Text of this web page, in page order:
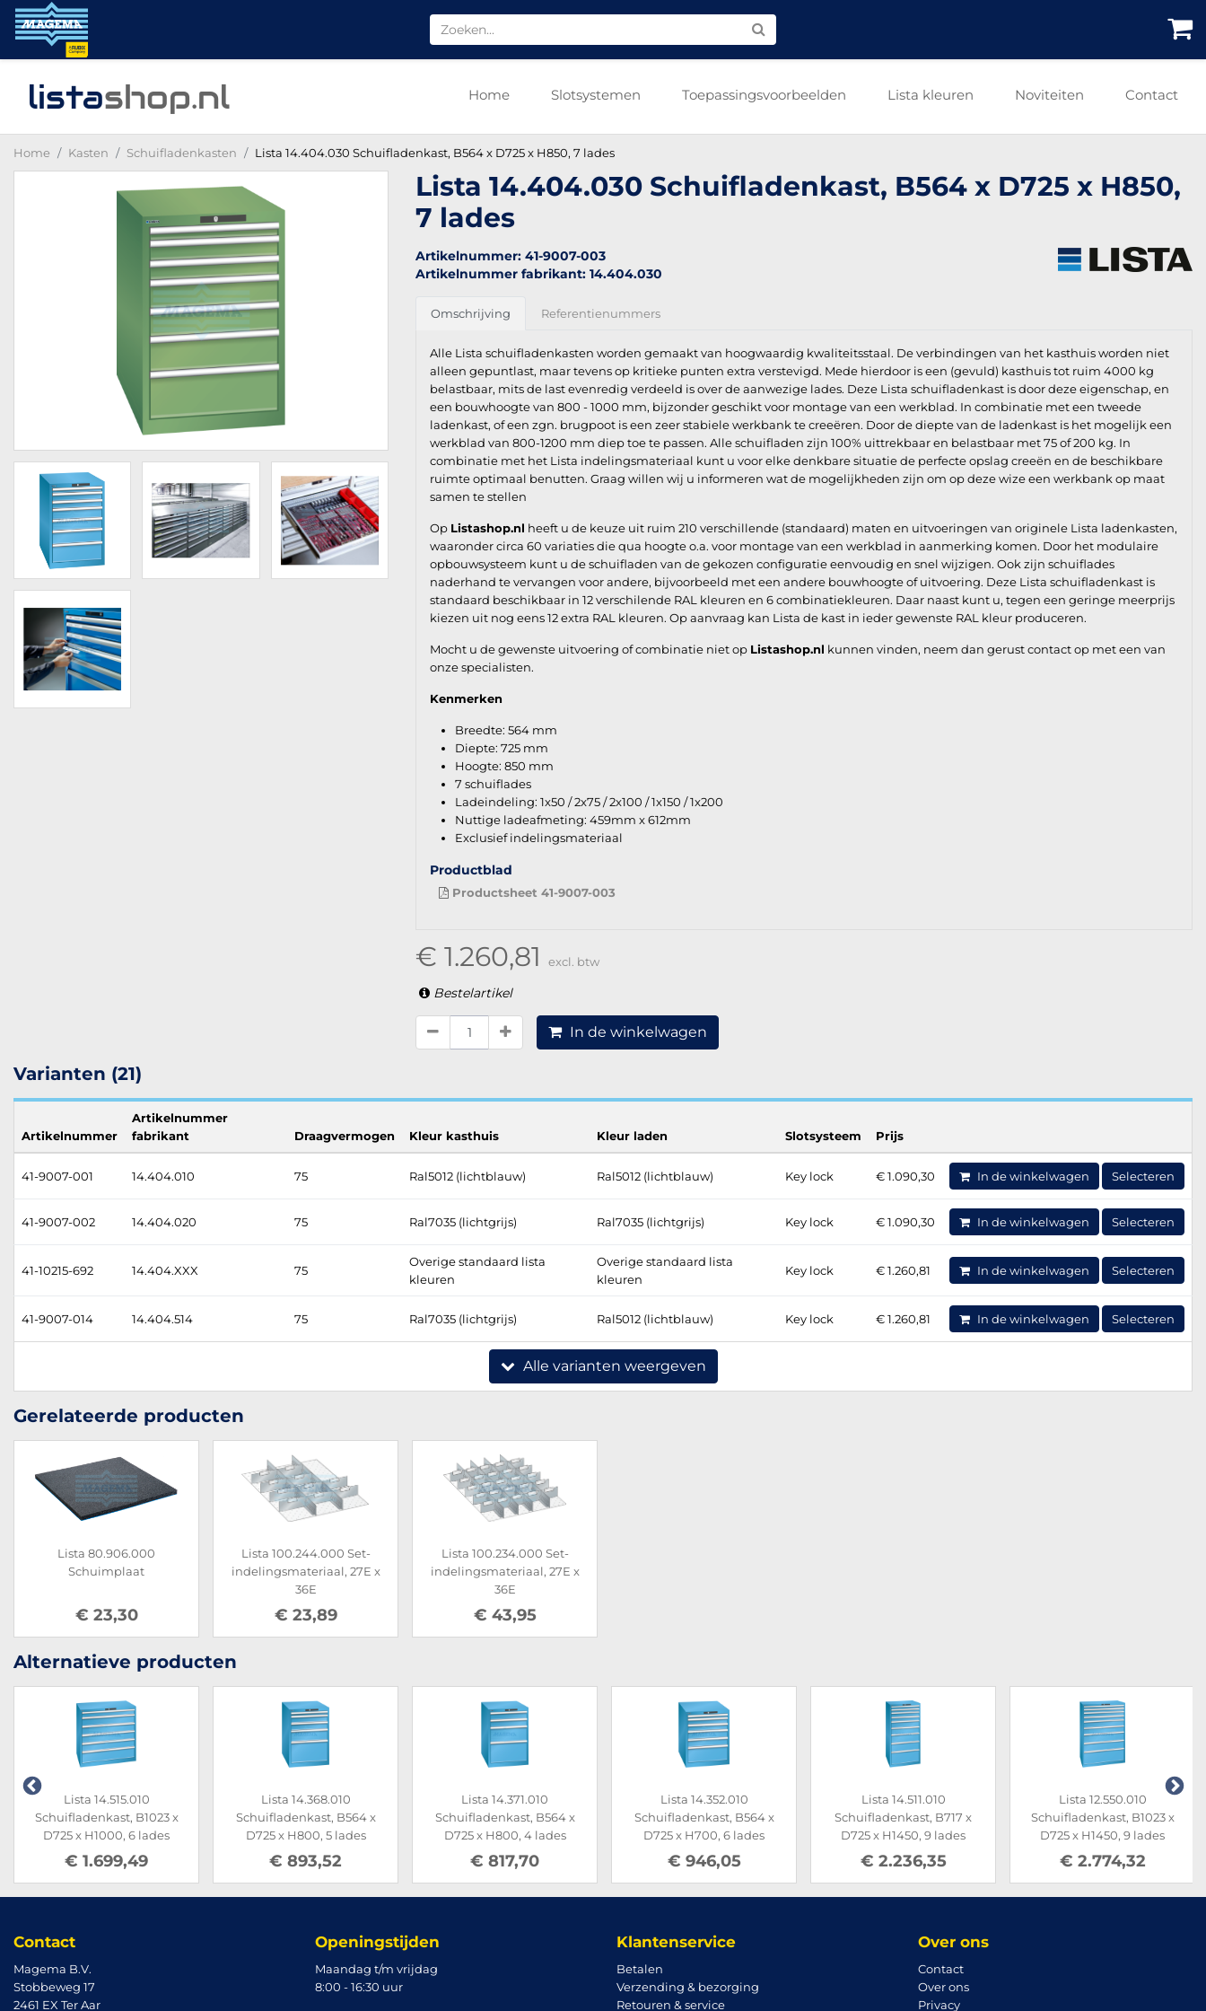
listashop.nl Home Slotsystemen Toepassingsvoorbeelden Lista kleuren Noviteiten Contact
Home Kasten Schuifladenkasten Lista 14.404.030 Schuifladenkast, B564 x D725 x H850, 7 lades
Lista 14.404.030 Schuifladenkast, B564 x D725 x H850,
7 lades
Artikelnummer: 41-9007-003
Artikelnummer fabrikant: 14.404.030
Omschrijving Referentienummers
Alle Lista schuifladenkasten worden gemaakt van hoogwaardig kwaliteitsstaal. De verbindingen van het kasthuis worden niet
alleen gepuntlast, maar tevens op kritieke punten extra verstevigd. Mede hierdoor is een (gevuld) kasthuis tot ruim 4000 kg
belastbaar, mits de last evenredig verdeeld is over de aanwezige lades. Deze Lista schuifladenkast is door deze eigenschap, en
een bouwhoogte van 800 - 1000 mm, bijzonder geschikt voor montage van een werkblad. In combinatie met een tweede
ladenkast, of een zgn. brugpoot is een zeer stabiele werkbank te creeëren. Door de diepte van de ladenkast is het mogelijk een
werkblad van 800-1200 mm diep toe te passen. Alle schuifladen zijn 100% uittrekbaar en belastbaar met 75 of 200 kg. In
combinatie met het Lista indelingsmateriaal kunt u voor elke denkbare situatie de perfecte opslag creeën en de beschikbare
ruimte optimaal benutten. Graag willen wij u informeren wat de mogelijkheden zijn om op deze wize een werkbank op maat
samen te stellen
Op Listashop.nl heeft u de keuze uit ruim 210 verschillende (standaard) maten en uitvoeringen van originele Lista ladenkasten,
waaronder circa 60 variaties die qua hoogte o.a. voor montage van een werkblad in aanmerking komen. Door het modulaire
opbouwsysteem kunt u de schuifladen van de gekozen configuratie eenvoudig en snel wijzigen. Ook zijn schuiflades
naderhand te vervangen voor andere, bijvoorbeeld met een andere bouwhoogte of uitvoering. Deze Lista schuifladenkast is
standaard beschikbaar in 12 verschilende RAL kleuren en 6 combinatiekleuren. Daar naast kunt u, tegen een geringe meerprijs
kiezen uit nog eens 12 extra RAL kleuren. Op aanvraag kan Lista de kast in ieder gewenste RAL kleur produceren.
Mocht u de gewenste uitvoering of combinatie niet op Listashop.nl kunnen vinden, neem dan gerust contact op met een van
onze specialisten.
Kenmerken
Breedte: 564 mm
Diepte: 725 mm
Hoogte: 850 mm
7 schuiflades
Ladeindeling: 1x50 / 2x75 / 2x100 / 1x150 / 1x200
Nuttige ladeafmeting: 459mm x 612mm
Exclusief indelingsmateriaal
Productblad
Productsheet 41-9007-003
€ 1.260,81 excl. btw
Bestelartikel
In de winkelwagen
Varianten (21)
Artikelnummer
Artikelnummer
fabrikant
Draagvermogen Kleur kasthuis Kleur laden Slotsysteem Prijs
41-9007-001 14.404.010 75 Ral5012 (lichtblauw) Ral5012 (lichtblauw) Key lock € 1.090,30 In de winkelwagen Selecteren
41-9007-002 14.404.020 75 Ral7035 (lichtgrijs) Ral7035 (lichtgrijs) Key lock € 1.090,30 In de winkelwagen Selecteren
41-10215-692 14.404.XXX 75
Overige standaard lista
kleuren
Overige standaard lista
kleuren
Key lock € 1.260,81 In de winkelwagen Selecteren
41-9007-014 14.404.514 75 Ral7035 (lichtgrijs) Ral5012 (lichtblauw) Key lock € 1.260,81 In de winkelwagen Selecteren
Alle varianten weergeven
Gerelateerde producten
Lista 80.906.000
Schuimplaat
€ 23,30
Lista 100.244.000 Set-
indelingsmateriaal, 27E x
36E
€ 23,89
Lista 100.234.000 Set-
indelingsmateriaal, 27E x
36E
€ 43,95
Alternatieve producten
Lista 14.515.010
Schuifladenkast, B1023 x
D725 x H1000, 6 lades
€ 1.699,49
Lista 14.368.010
Schuifladenkast, B564 x
D725 x H800, 5 lades
€ 893,52
Lista 14.371.010
Schuifladenkast, B564 x
D725 x H800, 4 lades
€ 817,70
Lista 14.352.010
Schuifladenkast, B564 x
D725 x H700, 6 lades
€ 946,05
Lista 14.511.010
Schuifladenkast, B717 x
D725 x H1450, 9 lades
€ 2.236,35
Lista 12.550.010
Schuifladenkast, B1023 x
D725 x H1450, 9 lades
€ 2.774,32
Contact
Magema B.V.
Stobbeweg 17
2461 EX Ter Aar
Openingstijden
Maandag t/m vrijdag
8:00 - 16:30 uur
Klantenservice
Betalen
Verzending & bezorging
Retouren & service
Over ons
Contact
Over ons
Privacy